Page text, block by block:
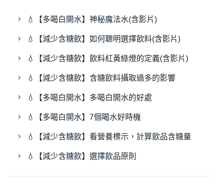
💧【多喝白開水】神秘魔法水(含影片)
💧【減少含糖飲】如何聰明選擇飲料(含影片)
💧【減少含糖飲】飲料紅黃綠燈的定義(含影片)
💧【減少含糖飲】含糖飲料攝取過多的影響
💧【多喝白開水】多喝白開水的好處
💧【多喝白開水】7個喝水好時機
💧【減少含糖飲】看營養標示，計算飲品含糖量
💧【減少含糖飲】選擇飲品原則